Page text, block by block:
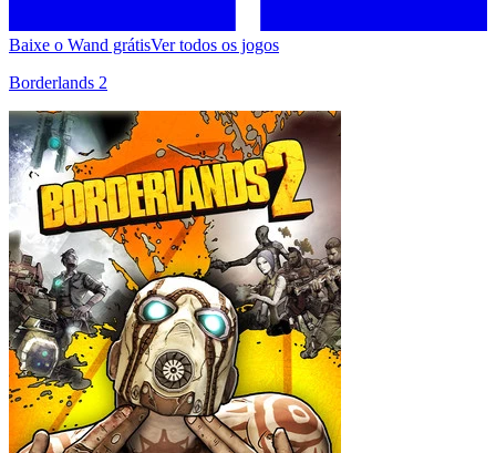
Baixe o Wand grátisVer todos os jogos
Borderlands 2